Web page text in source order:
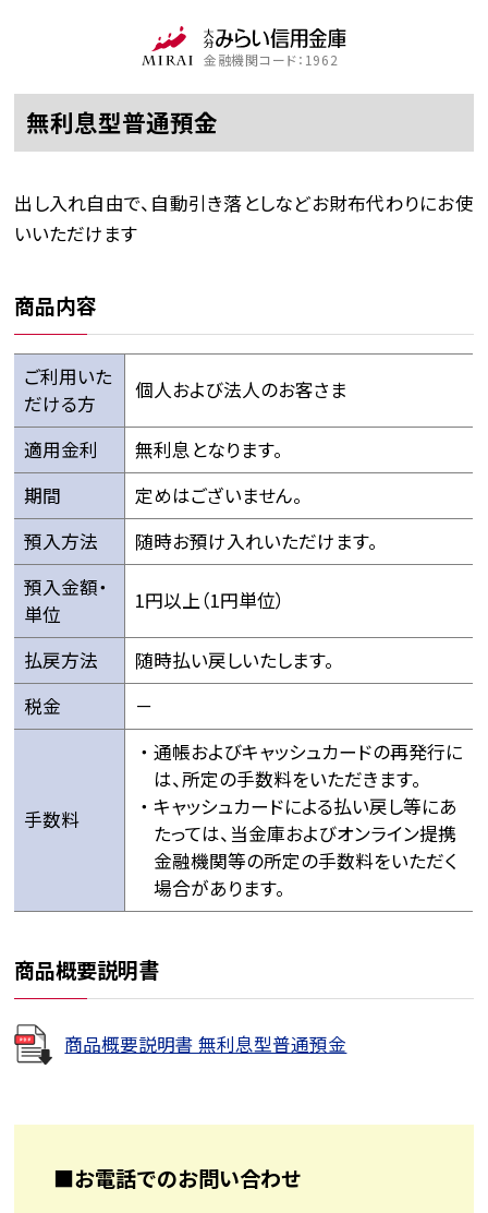
金融機関コード：1962
無利息型普通預金
出し入れ自由で、自動引き落としなどお財布代わりにお使
いいただけます
商品内容
ご利用いた
だける方
個人および法人のお客さま
適用金利
無利息となります。
期間
定めはございません。
預入方法
随時お預け入れいただけます。
預入金額・
単位
1円以上（1円単位）
払戻方法
随時払い戻しいたします。
税金
－
手数料
通帳およびキャッシュカードの再発行に
は、所定の手数料をいただきます。
キャッシュカードによる払い戻し等にあ
たっては、当金庫およびオンライン提携
金融機関等の所定の手数料をいただく
場合があります。
商品概要説明書
商品概要説明書 無利息型普通預金
■お電話でのお問い合わせ